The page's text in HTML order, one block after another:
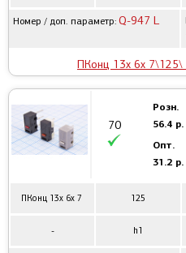
Номер / доп. параметр: Q-947 L
ПКонц 13x 6x 7\125\
ПКонц 13x 6x 7 125
- h1
70
Розн.
56.4 р.
Опт.
31.2 р.